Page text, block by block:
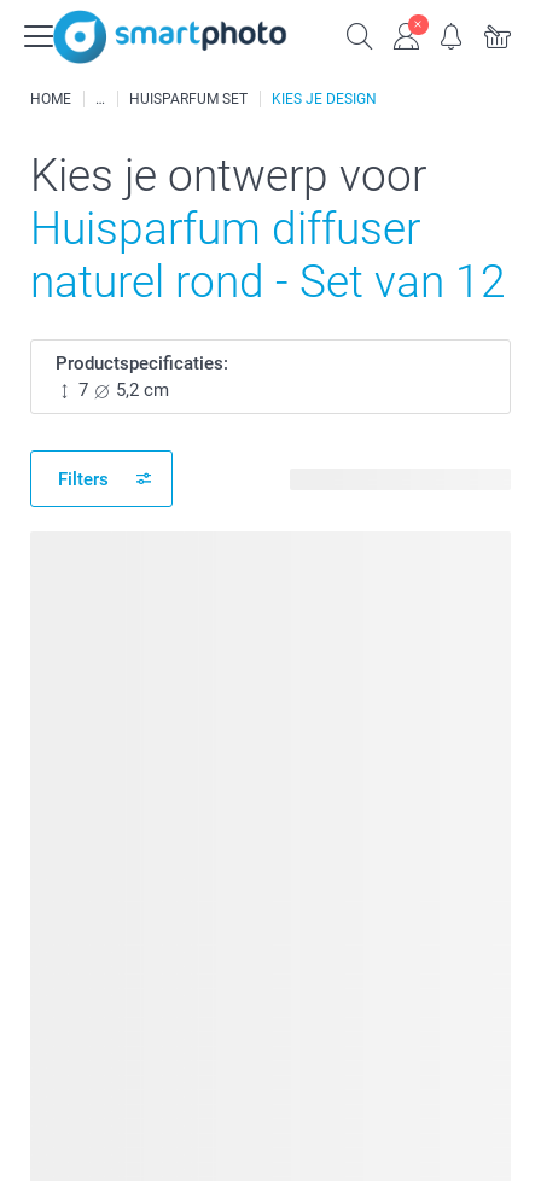
HOME HUISPARFUM SET KIES JE DESIGN
Kies je ontwerp voor
Huisparfum diffuser
naturel rond - Set van 12
Productspecificaties:
7
5,2 cm
Filters